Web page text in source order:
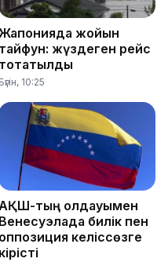
жойқын
тайфун: жүздеген рейс
тоқтатылды
Бүгін, 10:25
тың қолдауымен
Венесуэлада билік пен
оппозиция келіссөзге
кірісті